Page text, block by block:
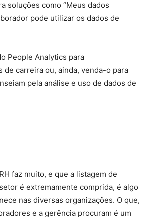
soluções como “Meus dados
pode utilizar os dados de
People Analytics para
de carreira ou, ainda, venda-o para
pela análise e uso de dados de
faz muito, e que a listagem de
é extremamente comprida, é algo
nas diversas organizações. O que,
e a gerência procuram é um